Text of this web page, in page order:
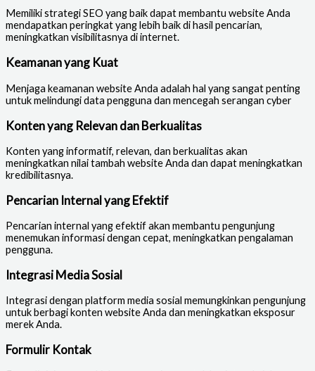
Memiliki strategi SEO yang baik dapat membantu website Anda
mendapatkan peringkat yang lebih baik di hasil pencarian,
meningkatkan visibilitasnya di internet.
Keamanan yang Kuat
Menjaga keamanan website Anda adalah hal yang sangat penting
untuk melindungi data pengguna dan mencegah serangan cyber
Konten yang Relevan dan Berkualitas
Konten yang informatif, relevan, dan berkualitas akan
meningkatkan nilai tambah website Anda dan dapat meningkatkan
kredibilitasnya.
Pencarian Internal yang Efektif
Pencarian internal yang efektif akan membantu pengunjung
menemukan informasi dengan cepat, meningkatkan pengalaman
pengguna.
Integrasi Media Sosial
Integrasi dengan platform media sosial memungkinkan pengunjung
untuk berbagi konten website Anda dan meningkatkan eksposur
merek Anda.
Formulir Kontak